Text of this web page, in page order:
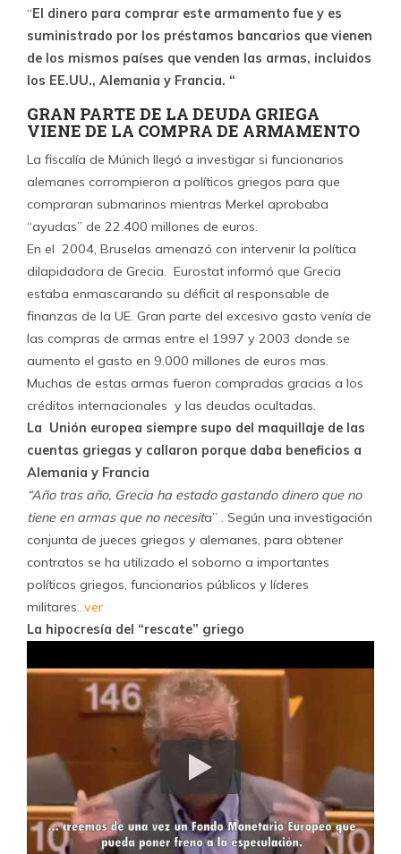
“El dinero para comprar este armamento fue y es
suministrado por los préstamos bancarios que vienen
de los mismos países que venden las armas, incluidos
los EE.UU., Alemania y Francia. “
GRAN PARTE DE LA DEUDA GRIEGA
VIENE DE LA COMPRA DE ARMAMENTO
La fiscalía de Múnich llegó a investigar si funcionarios
alemanes corrompieron a políticos griegos para que
compraran submarinos mientras Merkel aprobaba
“ayudas” de 22.400 millones de euros.
En el 2004, Bruselas amenazó con intervenir la política
dilapidadora de Grecia. Eurostat informó que Grecia
estaba enmascarando su déficit al responsable de
finanzas de la UE. Gran parte del excesivo gasto venía de
las compras de armas entre el 1997 y 2003 donde se
aumento el gasto en 9.000 millones de euros mas.
Muchas de estas armas fueron compradas gracias a los
créditos internacionales y las deudas ocultadas.
La Unión europea siempre supo del maquillaje de las
cuentas griegas y callaron porque daba beneficios a
Alemania y Francia
“Año tras año, Grecia ha estado gastando dinero que no
tiene en armas que no necesita” . Según una investigación
conjunta de jueces griegos y alemanes, para obtener
contratos se ha utilizado el soborno a importantes
políticos griegos, funcionarios públicos y líderes
militares...ver
La hipocresía del “rescate” griego